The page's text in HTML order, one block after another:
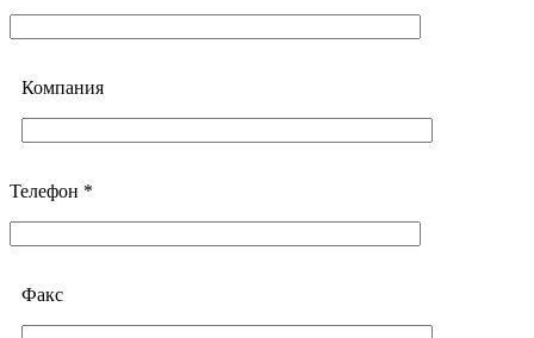
Компания
Телефон *
Факс